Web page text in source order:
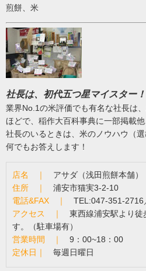
煎餅、米
社長は、初代五つ星マイスター！
業界No.1の米評価でも有名な社長は
ほどで、稲作大百科事典に一部掲載他
社長のいるときは、米のノウハウ（
何でもお答えします！
店名 ｜
アサダ（浅田煎餅本舗）
住所 ｜
浦安市猫実3-2-10
電話&FAX ｜
TEL:047-351-2716
アクセス ｜
東西線浦安駅より徒
す。（駐車場有）
営業時間 ｜
9：00~18：00
定休日｜
毎週日曜日